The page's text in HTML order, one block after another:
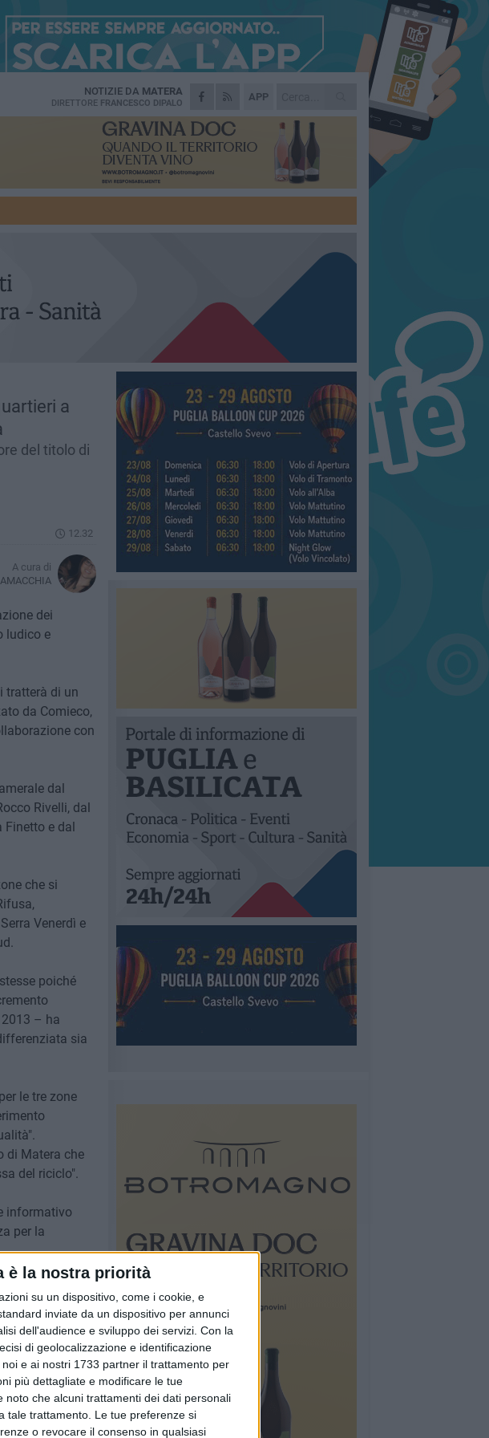
è la nostra priorità
su un dispositivo, come i cookie, e
inviate da un dispositivo per annunci
dell'audience e sviluppo dei servizi. Con la
di geolocalizzazione e identificazione
e ai nostri 1733 partner il trattamento per
più dettagliate e modificare le tue
noto che alcuni trattamenti dei dati personali
tale trattamento. Le tue preferenze si
o revocare il consenso in qualsiasi
APP
NOTIZIE DA MATERA
DIRETTORE FRANCESCO DIPALO
a
del titolo di
12.32
A cura di
dei
ludico e
tratterà di un
da Comieco,
con
dal
Rivelli, dal
e dal
che si
Venerdì e
poiché
– ha
sia
le tre zone
di Matera che
del riciclo".
informativo
per la
Madonna
alle
Carlo
raccolta
di
risultato